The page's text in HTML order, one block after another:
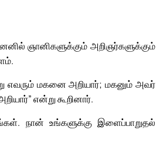
ஞானிகளுக்கும் அறிஞர்களுக்கும்
எவரும் மகனை அறியார்; மகனும் அவர்
என்று கூறினார்.
நான் உங்களுக்கு இளைப்பாறுதல்